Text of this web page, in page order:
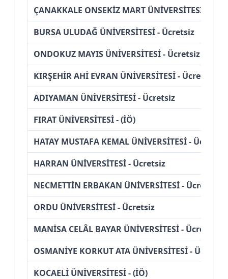
ÇANAKKALE ONSEKİZ MART ÜNİVERSİTESİ -
BURSA ULUDAĞ ÜNİVERSİTESİ - Ücretsiz
ONDOKUZ MAYIS ÜNİVERSİTESİ - Ücretsiz
KIRŞEHİR AHİ EVRAN ÜNİVERSİTESİ - Ücretsiz
ADIYAMAN ÜNİVERSİTESİ - Ücretsiz
FIRAT ÜNİVERSİTESİ - (İÖ)
HATAY MUSTAFA KEMAL ÜNİVERSİTESİ - Ücretsiz
HARRAN ÜNİVERSİTESİ - Ücretsiz
NECMETTİN ERBAKAN ÜNİVERSİTESİ - Ücretsiz
ORDU ÜNİVERSİTESİ - Ücretsiz
MANİSA CELÂL BAYAR ÜNİVERSİTESİ - Ücretsiz
OSMANİYE KORKUT ATA ÜNİVERSİTESİ - Ücretsiz
KOCAELİ ÜNİVERSİTESİ - (İÖ)